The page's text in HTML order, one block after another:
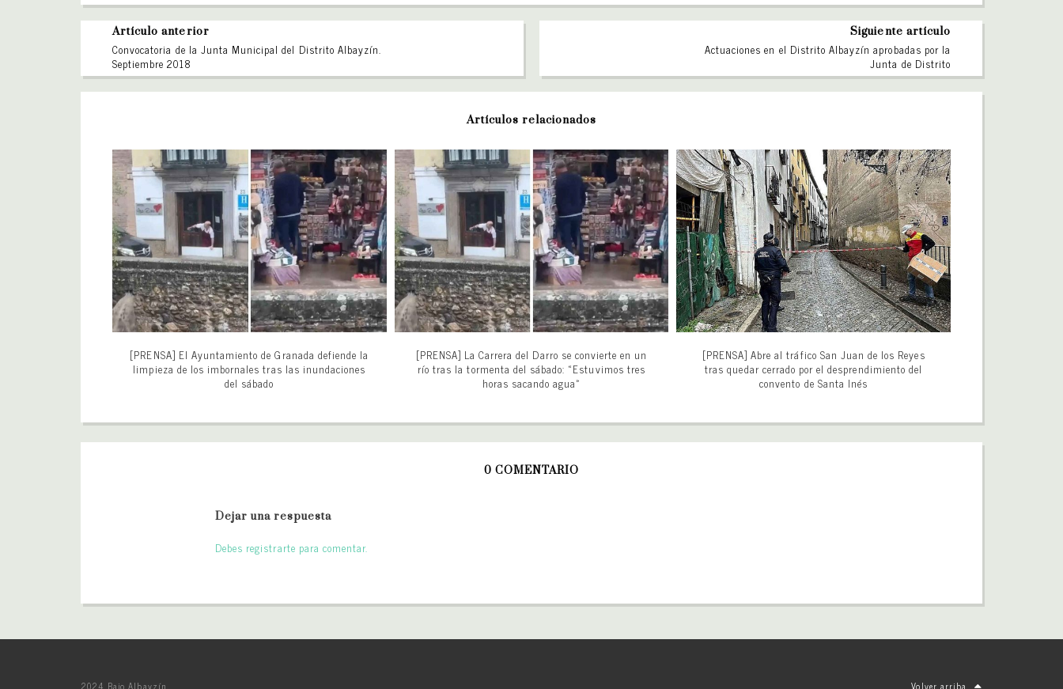
Artículo anterior
Convocatoria de la Junta Municipal del Distrito Albayzín.
Septiembre 2018
Siguiente artículo
Actuaciones en el Distrito Albayzín aprobadas por la
Junta de Distrito
Artículos relacionados
[PRENSA] El Ayuntamiento de Granada defiende la
limpieza de los imbornales tras las inundaciones
del sábado
[PRENSA] La Carrera del Darro se convierte en un
río tras la tormenta del sábado: «Estuvimos tres
horas sacando agua»
[PRENSA] Abre al tráfico San Juan de los Reyes
tras quedar cerrado por el desprendimiento del
convento de Santa Inés
0 COMENTARIO
Dejar una respuesta
Debes registrarte para comentar.
2024 Bajo Albayzín Volver arriba